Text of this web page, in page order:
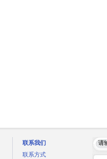
联系我们
联系方式